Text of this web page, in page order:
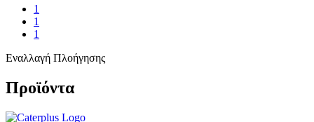
1
1
1
Εναλλαγή Πλοήγησης
Προϊόντα